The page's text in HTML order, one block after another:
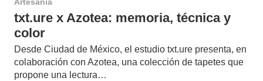
txt.ure x Azotea: memoria, técnica y
color
Desde Ciudad de México, el estudio txt.ure presenta, en
colaboración con Azotea, una colección de tapetes que
propone una lectura…